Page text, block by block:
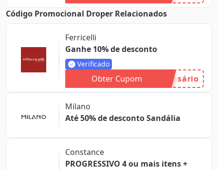
Código Promocional Droper Relacionados
Ferricelli
Ganhe 10% de desconto
Verificado
Obter Cupom sário
Milano
Até 50% de desconto Sandália
Constance
PROGRESSIVO 4 ou mais itens +